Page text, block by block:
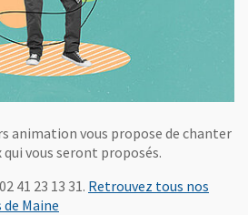
animation vous propose de chanter
vous seront proposés.
41 23 13 31. Retrouvez tous nos
Maine